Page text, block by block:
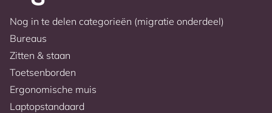
Nog in te delen categorieën (migratie onderdeel)
Bureaus
Zitten & staan
Toetsenborden
Ergonomische muis
Laptopstandaard